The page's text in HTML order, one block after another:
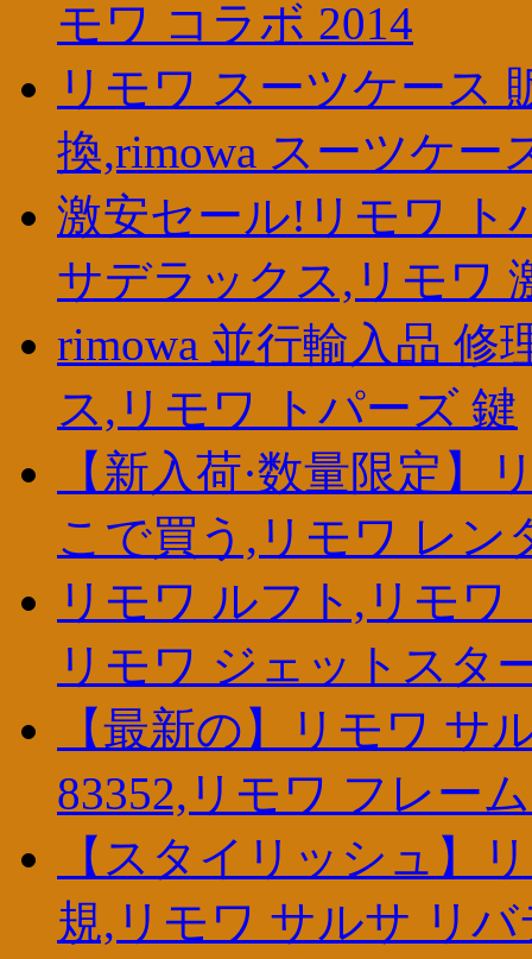
モワ コラボ 2014
リモワ スーツケース
換,rimowa スーツケー
激安セール!リモワ ト
サデラックス,リモワ
rimowa 並行輸入品 修
ス,リモワ トパーズ 鍵
【新入荷·数量限定
こで買う,リモワ レン
リモワ ルフト,リモ
リモワ ジェットスタ
【最新の】リモワ サ
83352,リモワ フレー
【スタイリッシュ】
規,リモワ サルサ リ